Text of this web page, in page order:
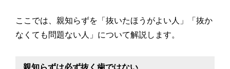
ここでは、親知らずを「抜いたほうがよい人」「抜か
なくても問題ない人」について解説します。